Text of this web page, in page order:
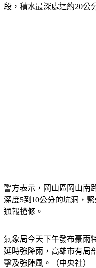
段，積水最深處達約20公
警方表示，岡山區岡山南
深度5到10公分的坑洞，
通報搶修。
氣象局今天下午發布豪雨
延時強降雨，高雄市有局
擊及強陣風。（中央社）